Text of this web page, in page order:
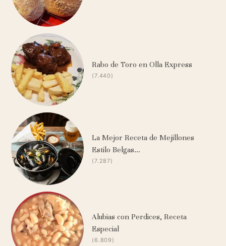
Rabo de Toro en Olla Express
(7.440)
La Mejor Receta de Mejillones
Estilo Belgas…
(7.287)
Alubias con Perdices, Receta
Especial
(6.809)